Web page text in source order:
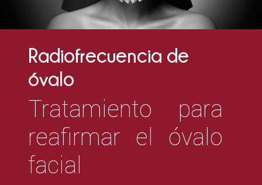
Radiofrecuencia de
óvalo
Tratamiento para
reafirmar el óvalo
facial